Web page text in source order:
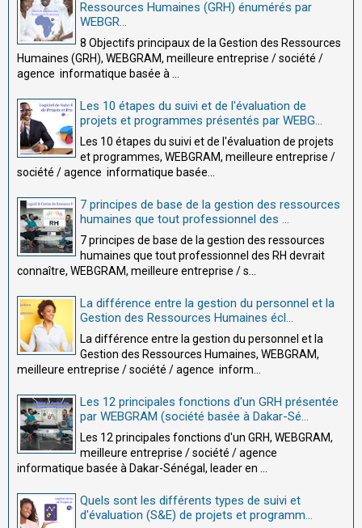
Ressources Humaines (GRH) énumérés par
WEBGR...
8 Objectifs principaux de la Gestion des Ressources
Humaines (GRH), WEBGRAM, meilleure entreprise / société /
agence informatique basée à ...
Les 10 étapes du suivi et de l'évaluation de
projets et programmes présentés par WEBG...
Les 10 étapes du suivi et de l'évaluation de projets
et programmes, WEBGRAM, meilleure entreprise /
société / agence informatique basée...
7 principes de base de la gestion des ressources
humaines que tout professionnel des ...
7 principes de base de la gestion des ressources
humaines que tout professionnel des RH devrait
connaître, WEBGRAM, meilleure entreprise / s...
La différence entre la gestion du personnel et la
Gestion des Ressources Humaines écl...
La différence entre la gestion du personnel et la
Gestion des Ressources Humaines, WEBGRAM,
meilleure entreprise / société / agence inform...
Les 12 principales fonctions d'un GRH présentée
par WEBGRAM (société basée à Dakar-Sé...
Les 12 principales fonctions d'un GRH, WEBGRAM,
meilleure entreprise / société / agence
informatique basée à Dakar-Sénégal, leader en ...
Quels sont les différents types de suivi et
d'évaluation (S&E) de projets et programm...